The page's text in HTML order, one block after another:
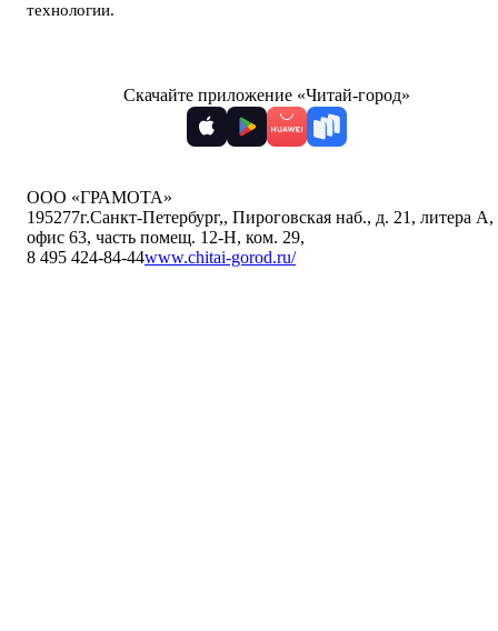
технологии.
Скачайте приложение «Читай-город»
ООО «ГРАМОТА»
195277г.Санкт-Петербург,, Пироговская наб., д. 21, литера А,
офис 63, часть помещ. 12-Н, ком. 29,
8 495 424-84-44www.chitai-gorod.ru/